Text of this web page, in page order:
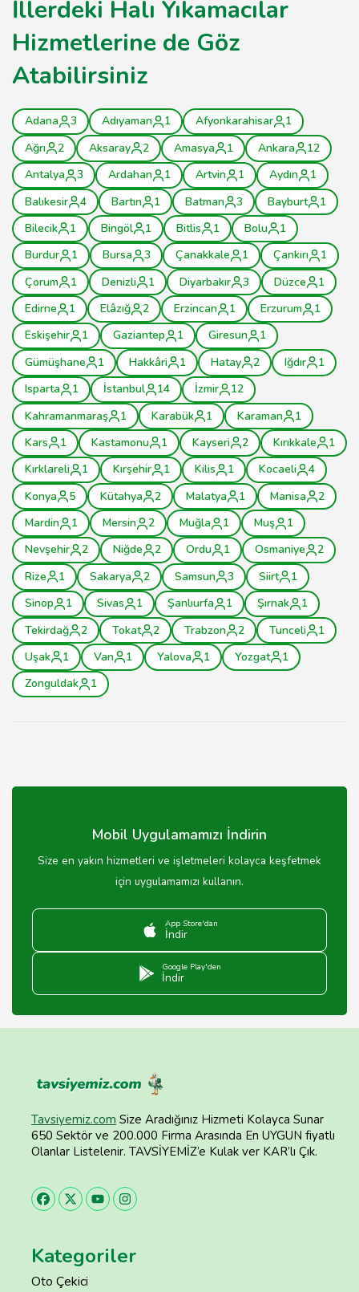
İllerdeki Halı Yıkamacılar
Hizmetlerine de Göz
Atabilirsiniz
Adana 3 Adıyaman 1 Afyonkarahisar
1
Ağrı
2 Aksaray 2 Amasya 1 Ankara
12
Antalya
3 Ardahan 1 Artvin 1 Aydın
1
Balıkesir
4 Bartın 1 Batman 3 Bayburt
1
Bilecik
1 Bingöl 1 Bitlis 1 Bolu
1
Burdur
1 Bursa 3 Çanakkale 1 Çankırı
1
Çorum
1 Denizli 1 Diyarbakır 3 Düzce
1
Edirne
1 Elâzığ 2 Erzincan 1 Erzurum
1
Eskişehir
1 Gaziantep 1 Giresun
1
Gümüşhane
1 Hakkâri 1 Hatay 2 Iğdır
1
Isparta
1 İstanbul 14 İzmir
12
Kahramanmaraş
1 Karabük 1 Karaman
1
Kars
1 Kastamonu 1 Kayseri 2 Kırıkkale
1
Kırklareli
1 Kırşehir 1 Kilis 1 Kocaeli
4
Konya
5 Kütahya 2 Malatya 1 Manisa
2
Mardin
1 Mersin 2 Muğla 1 Muş
1
Nevşehir
2 Niğde 2 Ordu 1 Osmaniye
2
Rize
1 Sakarya 2 Samsun 3 Siirt
1
Sinop
1 Sivas 1 Şanlıurfa 1 Şırnak
1
Tekirdağ
2 Tokat 2 Trabzon 2 Tunceli
1
Uşak
1 Van 1 Yalova 1 Yozgat
1
Zonguldak
1
Mobil Uygulamamızı İndirin
Size en yakın hizmetleri ve işletmeleri kolayca keşfetmek
için uygulamamızı kullanın.
App Store'dan
İndir
Google Play'den
İndir
Tavsiyemiz.com Size Aradığınız Hizmeti Kolayca Sunar
650 Sektör ve 200.000 Firma Arasında En UYGUN fiyatlı
Olanlar Listelenir. TAVSİYEMİZ’e Kulak ver KAR’lı Çık.
Kategoriler
Oto Çekici